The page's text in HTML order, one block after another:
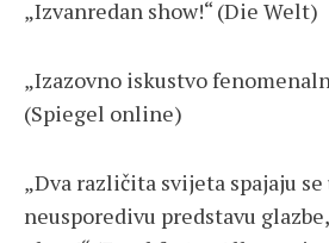
„Izvanredan show!“ (Die Welt)
„Izazovno iskustvo
(Spiegel online)
„Dva različita svijeta spajaju
neusporedivu predstavu